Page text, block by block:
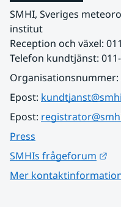
SMHI, Sveriges
institut
Reception och växel:
Telefon kundtjänst:
Organisationsnummer:
Epost:
Epost:
Press
SMHIs frågeforum
Mer